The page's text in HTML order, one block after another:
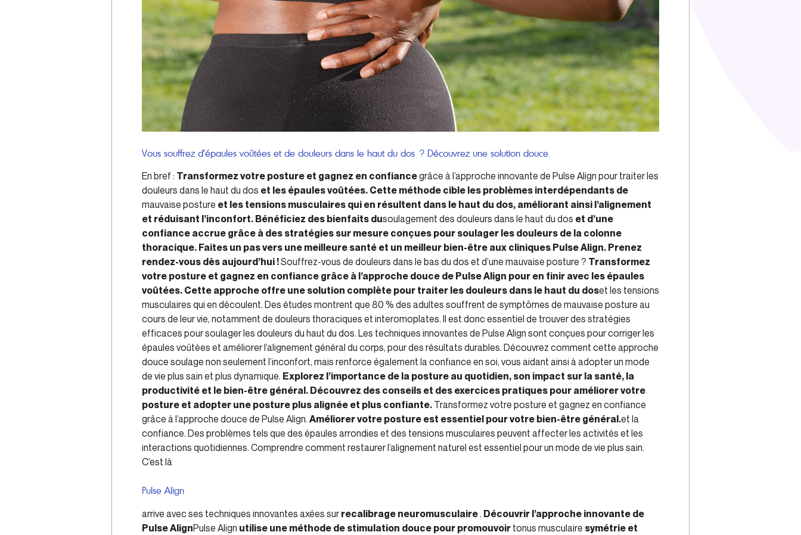
Vous souffrez d’épaules voûtées et de douleurs dans le haut du dos ? Découvrez une solution douce.
En bref : Transformez votre posture et gagnez en confiancegrâce à l’approche innovante de Pulse Align pour traiter les
douleurs dans le haut du dos et les épaules voûtées. Cette méthode cible les problèmes interdépendants de
mauvaise posture et les tensions musculaires qui en résultent dans le haut du dos, améliorant ainsi l’alignement
et réduisant l’inconfort. Bénéficiez des bienfaits dusoulagement des douleurs dans le haut du dos et d’une
confiance accrue grâce à des stratégies sur mesure conçues pour soulager les douleurs de la colonne
thoracique. Faites un pas vers une meilleure santé et un meilleur bien-être aux cliniques Pulse Align. Prenez
rendez-vous dès aujourd’hui !Souffrez-vous de douleurs dans le bas du dos et d’une mauvaise posture ? Transformez
votre posture et gagnez en confiance grâce à l’approche douce de Pulse Align pour en finir avec les épaules
voûtées. Cette approche offre une solution complète pour traiter les douleurs dans le haut du doset les tensions
musculaires qui en découlent. Des études montrent que 80 % des adultes souffrent de symptômes de mauvaise posture au
cours de leur vie, notamment de douleurs thoraciques et interomoplates. Il est donc essentiel de trouver des stratégies
efficaces pour soulager les douleurs du haut du dos. Les techniques innovantes de Pulse Align sont conçues pour corriger les
épaules voûtées et améliorer l’alignement général du corps, pour des résultats durables. Découvrez comment cette approche
douce soulage non seulement l’inconfort, mais renforce également la confiance en soi, vous aidant ainsi à adopter un mode
de vie plus sain et plus dynamique. Explorez l’importance de la posture au quotidien, son impact sur la santé, la
productivité et le bien-être général. Découvrez des conseils et des exercices pratiques pour améliorer votre
posture et adopter une posture plus alignée et plus confiante. Transformez votre posture et gagnez en confiance
grâce à l’approche douce de Pulse Align. Améliorer votre posture est essentiel pour votre bien-être général.et la
confiance. Des problèmes tels que des épaules arrondies et des tensions musculaires peuvent affecter les activités et les
interactions quotidiennes. Comprendre comment restaurer l’alignement naturel est essentiel pour un mode de vie plus sain.
C’est là
Pulse Align
arrive avec ses techniques innovantes axées sur recalibrage neuromusculaire. Découvrir l’approche innovante de
Pulse AlignPulse Align utilise une méthode de stimulation douce pour promouvoir tonus musculaire symétrie et